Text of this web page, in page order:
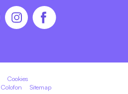
Cookies
Colofon Sitemap